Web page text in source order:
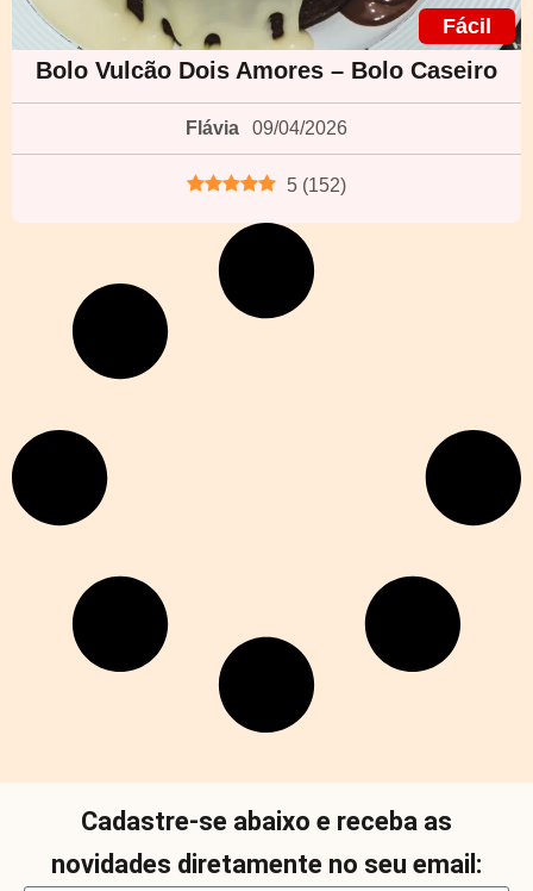
Fácil
Bolo Vulcão Dois Amores – Bolo Caseiro
Flávia 09/04/2026
5 (152)
Cadastre-se abaixo e receba as
novidades diretamente no seu email: